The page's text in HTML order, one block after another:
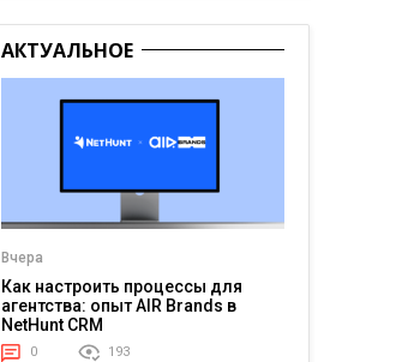
АКТУАЛЬНОЕ
Вчера
Как настроить процессы для
агентства: опыт AIR Brands в
NetHunt CRM
0 193